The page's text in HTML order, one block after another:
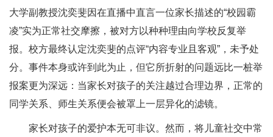
大学副教授沈奕斐因在直播中直言一位家长描述的“校园霸
凌”实为正常社交摩擦，被对方以种种理由向学校反复举
报。校方最终认定沈奕斐的点评“内容专业且客观”，未予处
分。事件本身或许到此为止，但它所折射的问题远比一桩举
报案更为深远：当家长对孩子的关注越过合理边界，正常的
同学关系、师生关系便会被罩上一层异化的滤镜。
家长对孩子的爱护本无可非议。然而，将儿童社交中常